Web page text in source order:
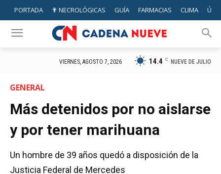
PORTADA ✟ NECROLÓGICAS GUÍA FARMACIAS CLIMA
VIERNES, AGOSTO 7, 2026 14.4 C NUEVE DE JULIO
GENERAL
Más detenidos por no aislarse
y por tener marihuana
Un hombre de 39 años quedó a disposición de la
Justicia Federal de Mercedes